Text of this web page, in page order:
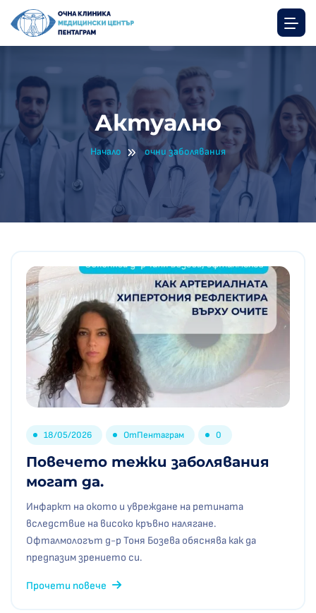
Актуално
Начало очни заболявания
18/05/2026 ОтПентаграм 0
Повечето тежки заболявания
могат да.
Инфаркт на окото и увреждане на ретината
вследствие на високо кръвно налягане.
Офталмологът д-р Тоня Бозева обяснява как да
предпазим зрението си.
Прочети повече